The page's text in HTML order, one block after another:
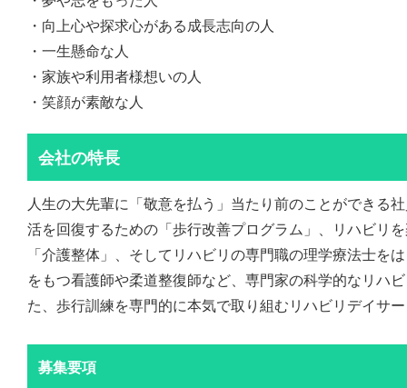
・向上心や探求心がある成長志向の人
・一生懸命な人
・家族や利用者様想いの人
・笑顔が素敵な人
会社の特長
人生の大先輩に「敬意を払う」当たり前のことができる
活を回復するための「歩行改善プログラム」、リハビリ
「介護整体」、そしてリハビリの専門職の理学療法士を
をもつ看護師や柔道整復師など、専門家の科学的なリハ
た、歩行訓練を専門的に本気で取り組むリハビリデイサ
募集要項